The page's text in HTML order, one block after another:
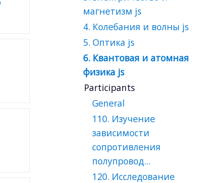
магнетизм js
4. Колебания и волны js
5. Оптика js
6. Квантовая и атомная
физика js
Participants
General
110. Изучение
зависимости
сопротивления
полупровод...
120. Исследование